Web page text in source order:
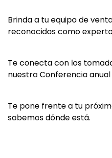
Brinda a tu equipo de
reconocidos como
Te conecta con los
nuestra Conferencia anual
Te pone frente a tu
sabemos dónde está.